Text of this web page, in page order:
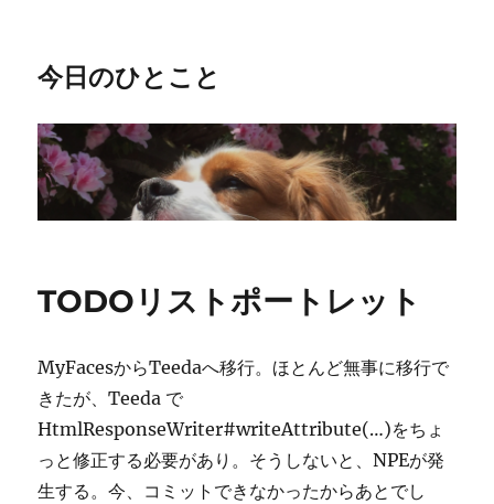
今日のひとこと
TODOリストポートレット
MyFacesからTeedaへ移行。ほとんど無事に移行で
きたが、Teeda で
HtmlResponseWriter#writeAttribute(…)をちょ
っと修正する必要があり。そうしないと、NPEが発
生する。今、コミットできなかったからあとでし